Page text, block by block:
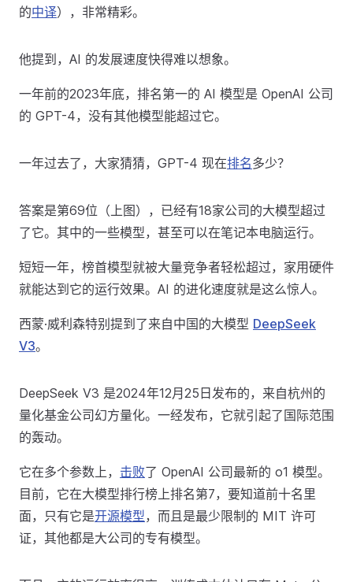
的中译），非常精彩。
他提到，AI 的发展速度快得难以想象。
一年前的2023年底，排名第一的 AI 模型是 OpenAI 公司
的 GPT-4，没有其他模型能超过它。
一年过去了，大家猜猜，GPT-4 现在排名多少？
答案是第69位（上图），已经有18家公司的大模型超过
了它。其中的一些模型，甚至可以在笔记本电脑运行。
短短一年，榜首模型就被大量竞争者轻松超过，家用硬件
就能达到它的运行效果。AI 的进化速度就是这么惊人。
西蒙·威利森特别提到了来自中国的大模型 DeepSeek
V3。
DeepSeek V3 是2024年12月25日发布的，来自杭州的
量化基金公司幻方量化。一经发布，它就引起了国际范围
的轰动。
它在多个参数上， 击败了 OpenAI 公司最新的 o1 模型。
目前，它在大模型排行榜上排名第7，要知道前十名里
面，只有它是开源模型，而且是最少限制的 MIT 许可
证，其他都是大公司的专有模型。